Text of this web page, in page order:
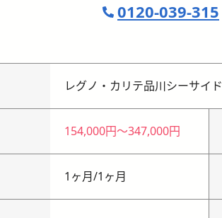
0120-039-315
レグノ・カリテ品川シーサイド
154,000円〜347,000円
1ヶ月/1ヶ月